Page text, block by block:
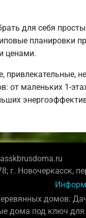
для себя
планировки
ценами.
привлекательные,
от маленьких 1-
г. Новочеркасск,
домов:
дома под ключ